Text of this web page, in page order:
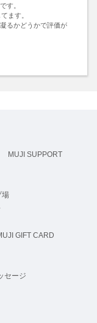
す。
ます。
るかどうかで評価が
MUJI SUPPORT
場
GIFT CARD
セージ